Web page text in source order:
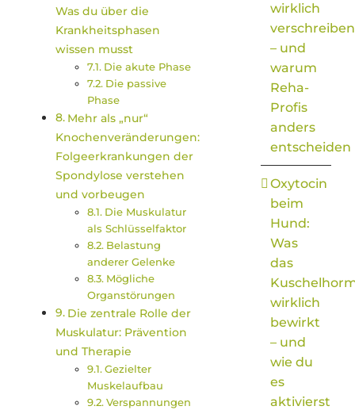
Was du über die
Krankheitsphasen
wissen musst
Die akute Phase
Die passive
Phase
Mehr als „nur“
Knochenveränderungen:
Folgeerkrankungen der
Spondylose verstehen
und vorbeugen
Die Muskulatur
als Schlüsselfaktor
Belastung
anderer Gelenke
Mögliche
Organstörungen
Die zentrale Rolle der
Muskulatur: Prävention
und Therapie
Gezielter
Muskelaufbau
Verspannungen
wirklich
verschreiben
– und
warum
Reha-
Profis
anders
entscheiden
Oxytocin
beim
Hund:
Was
das
wirklich
bewirkt
– und
wie du
es
aktivierst